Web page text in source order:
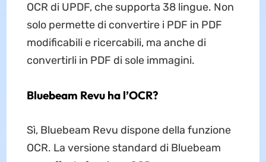
OCR di UPDF, che supporta 38 lingue. Non
solo permette di convertire i PDF in PDF
modificabili e ricercabili, ma anche di
convertirli in PDF di sole immagini.
Bluebeam Revu ha l’OCR?
Sì, Bluebeam Revu dispone della funzione
OCR. La versione standard di Bluebeam